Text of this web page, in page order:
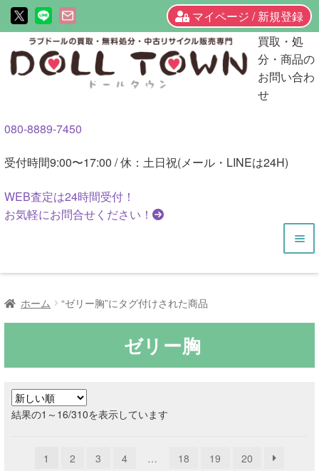
マイページ / 新規登録
ビ
ゲ
ョ
へ
キ
ッ
ン
テ
へ
キ
プ
買取・処
分・商品の
お問い合わ
せ
080-8889-7450
受付時間9:00〜17:00 / 休：土日祝(メール・LINEは24H)
WEB査定は24時間受付！
お気軽にお問合せください！
HOME
商品一覧
ラブドール買取・処分
よくあるご質問
ホーム “ゼリー胸”にタグ付けされた商品
ゼリー胸
結果の1～16/310を表示しています新
1 2 3 4 … 18 19 20